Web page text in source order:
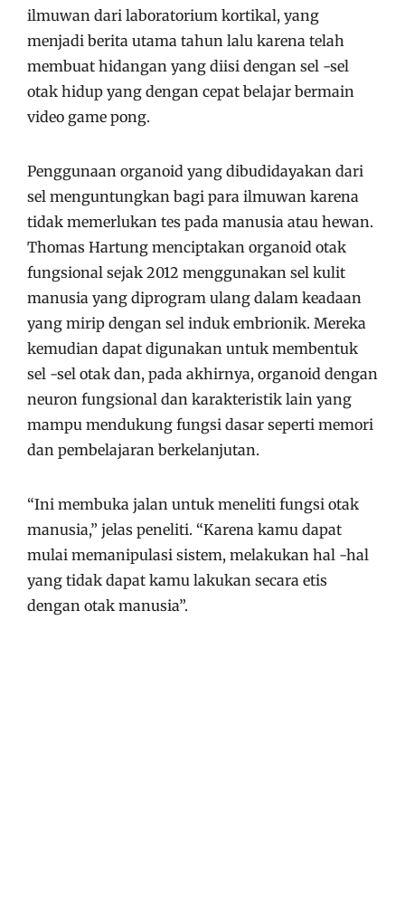
ilmuwan dari laboratorium kortikal, yang
menjadi berita utama tahun lalu karena telah
membuat hidangan yang diisi dengan sel -sel
otak hidup yang dengan cepat belajar bermain
video game pong.
Penggunaan organoid yang dibudidayakan dari
sel menguntungkan bagi para ilmuwan karena
tidak memerlukan tes pada manusia atau hewan.
Thomas Hartung menciptakan organoid otak
fungsional sejak 2012 menggunakan sel kulit
manusia yang diprogram ulang dalam keadaan
yang mirip dengan sel induk embrionik. Mereka
kemudian dapat digunakan untuk membentuk
sel -sel otak dan, pada akhirnya, organoid dengan
neuron fungsional dan karakteristik lain yang
mampu mendukung fungsi dasar seperti memori
dan pembelajaran berkelanjutan.
“Ini membuka jalan untuk meneliti fungsi otak
manusia,” jelas peneliti. “Karena kamu dapat
mulai memanipulasi sistem, melakukan hal -hal
yang tidak dapat kamu lakukan secara etis
dengan otak manusia”.